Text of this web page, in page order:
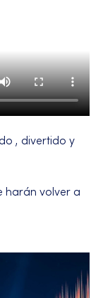
, divertido y
harán volver a